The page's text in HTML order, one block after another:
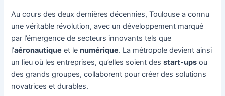
Au cours des deux dernières décennies, Toulouse a connu
une véritable révolution, avec un développement marqué
par l’émergence de secteurs innovants tels que
l’aéronautique et lenumérique. La métropole devient ainsi
un lieu où les entreprises, qu’elles soient desstart-ups ou
des grands groupes, collaborent pour créer des solutions
novatrices et durables.